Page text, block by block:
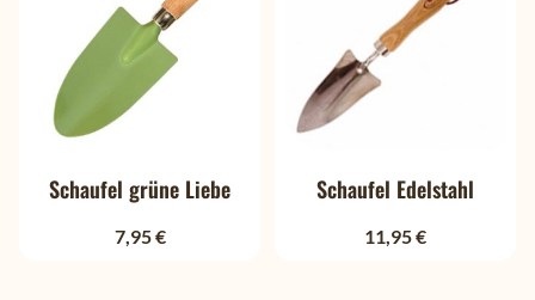
Schaufel grüne Liebe
7,95 €
Schaufel Edelstahl
11,95 €